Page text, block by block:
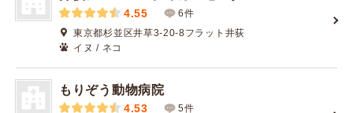
4.55
6件
東京都杉並区井草3-20-8フラット井荻
イヌ / ネコ
もりぞう動物病院
4.53 5件